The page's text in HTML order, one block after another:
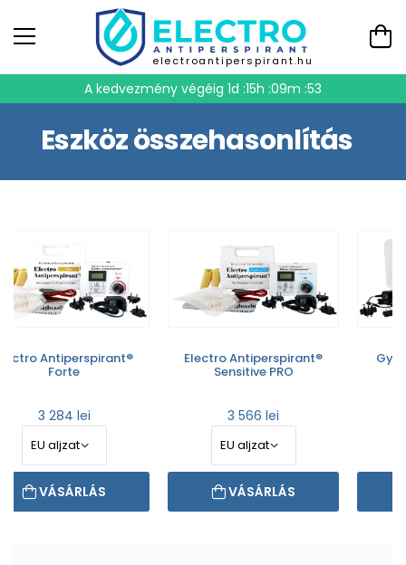
electroantiperspirant.hu
A kedvezmény végéig 1d :15h :09m :53
Eszköz összehasonlítás
Antiperspirant®
Forte
3 284 lei
VÁSÁRLÁS
Electro Antiperspirant®
Sensitive PRO
3 566 lei
VÁSÁRLÁS